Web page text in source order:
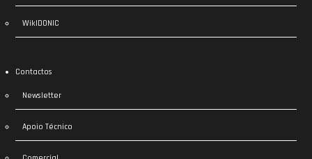
WikIDONIC
Contactos
Newsletter
Apoio Técnico